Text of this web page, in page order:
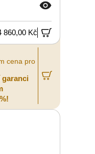
860,00 Kč
cena pro
garanci